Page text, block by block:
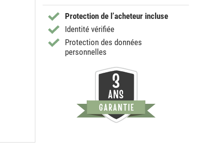
Protection de l’acheteur incluse
Identité vérifiée
Protection des données
personnelles